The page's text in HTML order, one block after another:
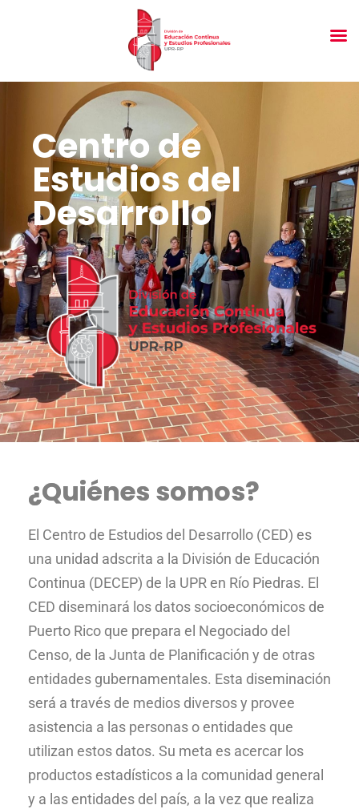
Centro de
Estudios del
Desarrollo
¿Quiénes somos?
El Centro de Estudios del Desarrollo (CED) es
una unidad adscrita a la División de Educación
Continua (DECEP) de la UPR en Río Piedras. El
CED diseminará los datos socioeconómicos de
Puerto Rico que prepara el Negociado del
Censo, de la Junta de Planificación y de otras
entidades gubernamentales. Esta diseminación
será a través de medios diversos y provee
asistencia a las personas o entidades que
utilizan estos datos. Su meta es acercar los
productos estadísticos a la comunidad general
y a las entidades del país, a la vez que realiza